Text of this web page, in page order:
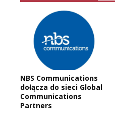
NBS Communications
dołącza do sieci Global
Communications
Partners